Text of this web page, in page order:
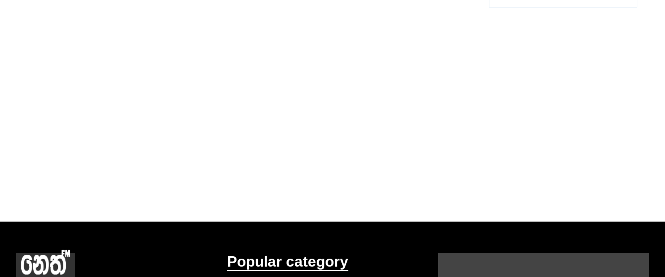
Popular category